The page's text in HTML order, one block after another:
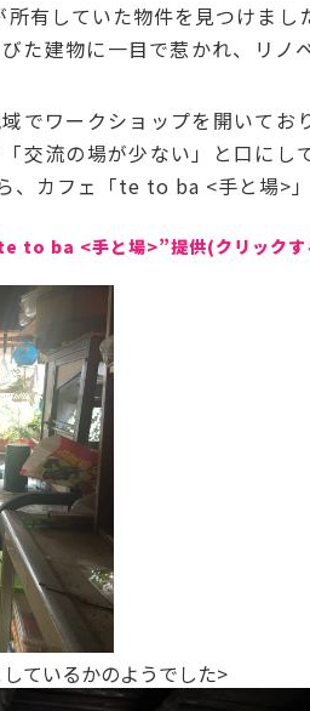
有していた物件を見つけまし
た建物に一目で惹かれ、リノ
でワークショップを開いてお
交流の場が少ない」と口にし
、カフェ「te to ba <手と場>
to ba <手と場>”提供(クリックす
ているかのようでした>